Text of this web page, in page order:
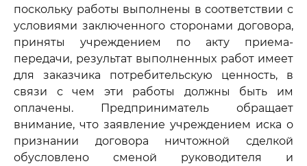
поскольку работы выполнены в соответствии с
условиями заключенного сторонами договора,
приняты учреждением по акту приема-
передачи, результат выполненных работ имеет
для заказчика потребительскую ценность, в
связи с чем эти работы должны быть им
оплачены. Предприниматель обращает
внимание, что заявление учреждением иска о
признании договора ничтожной сделкой
обусловлено сменой руководителя и